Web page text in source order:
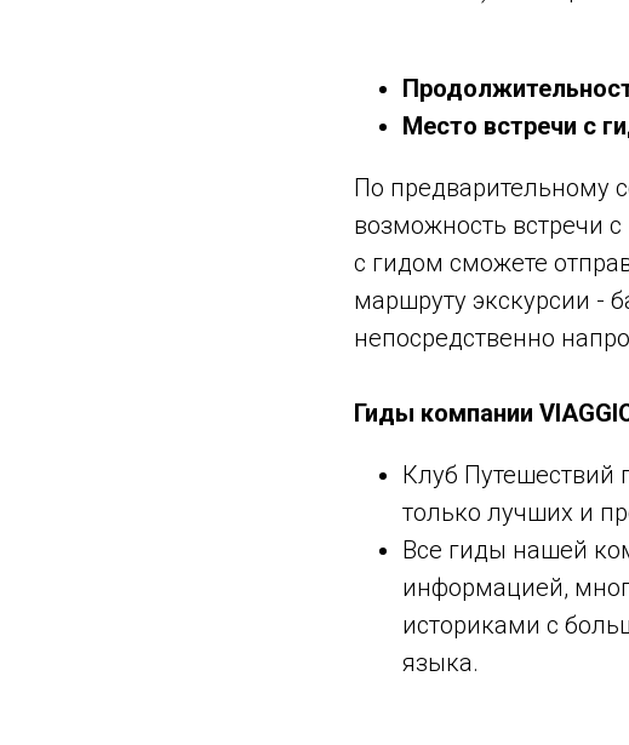
Место встречи с
По предварительному
возможность встречи
с гидом сможете
маршруту экскурсии -
непосредственно
Гиды компании
Клуб Путешествий
только лучших и
Все гиды нашей
информацией,
историками с
языка.